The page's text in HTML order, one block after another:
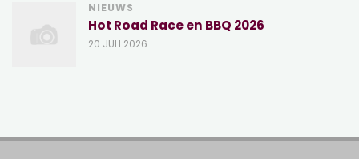
NIEUWS
Hot Road Race en BBQ 2026
20 JULI 2026